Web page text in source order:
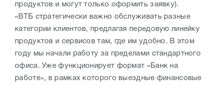
продуктов и могут только оформить заявку).
«ВТБ стратегически важно обслуживать разные
категории клиентов, предлагая передовую линейку
продуктов и сервисов там, где им удобно. В этом
году мы начали работу за пределами стандартного
офиса. Уже функционирует формат «Банк на
работе», в рамках которого выездные финансовые